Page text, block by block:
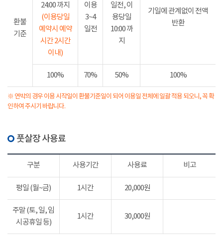
환불
기준
24:00 까지
(이용당일
예약시 예약
시간 2시간
이내)
이용
3~4
일전
일전, 이
용당일
10:00 까
지
기일에 관계없이 전액
반환
100% 70% 50% 100%
※ 연박의 경우 이용 시작일이 환불기준일이 되어 이용일 전체에 일괄 적용 되오니, 꼭 확
인하여 주시기 바랍니다.
풋살장 사용료
구분 사용기간 사용료 비고
평일 (월~금) 1시간 20,000원
주말 (토, 일, 임
시공휴일 등)
1시간 30,000원